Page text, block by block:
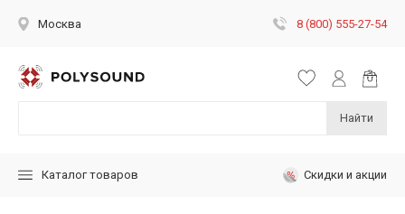
Москва 8 (800) 555-27-54
Найти
Каталог товаров Скидки и акции